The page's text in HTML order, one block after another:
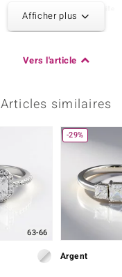
4 à 1,5 mm
Rond
Quantité et taille
12 à 1,3 mm
Taille de la pierre
Rond
Origine
Cambodge
Afficher plus
Vers l'article
Articles similaires
63-66
-29%
Argent